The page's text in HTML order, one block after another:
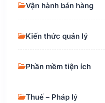
Vận hành bán hàng
Kiến thức quản lý
Phần mềm tiện ích
Thuế – Pháp lý